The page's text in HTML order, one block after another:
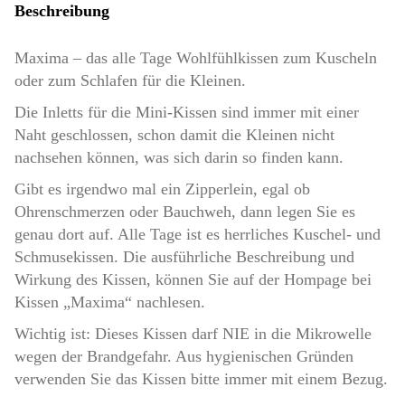
Beschreibung
Maxima – das alle Tage Wohlfühlkissen zum Kuscheln
oder zum Schlafen für die Kleinen.
Die Inletts für die Mini-Kissen sind immer mit einer
Naht geschlossen, schon damit die Kleinen nicht
nachsehen können, was sich darin so finden kann.
Gibt es irgendwo mal ein Zipperlein, egal ob
Ohrenschmerzen oder Bauchweh, dann legen Sie es
genau dort auf. Alle Tage ist es herrliches Kuschel- und
Schmusekissen. Die ausführliche Beschreibung und
Wirkung des Kissen, können Sie auf der Hompage bei
Kissen „Maxima“ nachlesen.
Wichtig ist: Dieses Kissen darf NIE in die Mikrowelle
wegen der Brandgefahr. Aus hygienischen Gründen
verwenden Sie das Kissen bitte immer mit einem Bezug.